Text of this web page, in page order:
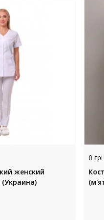
женский
0 грн.